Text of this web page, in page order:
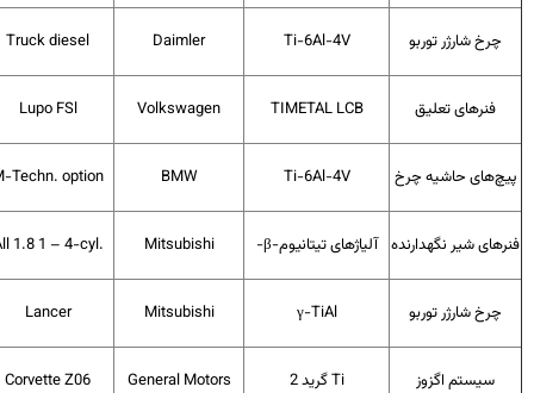
چرخ شارژر توربو Ti-6Al-4V
Daimler
Truck diesel
فنر‌های تعلیق TIMETAL LCB
Volkswagen
Lupo FSl
حاشیه چرخ Ti-6Al-4V
BMW
M-Techn. option
شیر‌ نگهدارنده آلیاژهای تیتانیوم-β
-
Mitsubishi
All 1.8 1 – 4-cyl.
چرخ شارژر توربو γ-TiAl
Mitsubishi
Lancer
سیستم اگزوز گرید 2 General Motors
Corvette Z06